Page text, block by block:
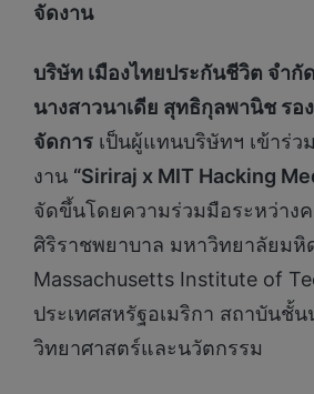
จัดงาน
บริษัท เมืองไทยประกันชีวิต จำ
นางสาวนาเดีย สุทธิกุลพานิช รอ
จัดการ เป็นผู้แทนบริษัทฯ เข้าร่ว
งาน “Siriraj x MIT Hacking
จัดขึ้นโดยความร่วมมือระหว่าง
ศิริราชพยาบาล มหาวิทยาลัยมหิ
Massachusetts Institute of
ประเทศสหรัฐอเมริกา สถาบันชั้
วิทยาศาสตร์และนวัตกรรม